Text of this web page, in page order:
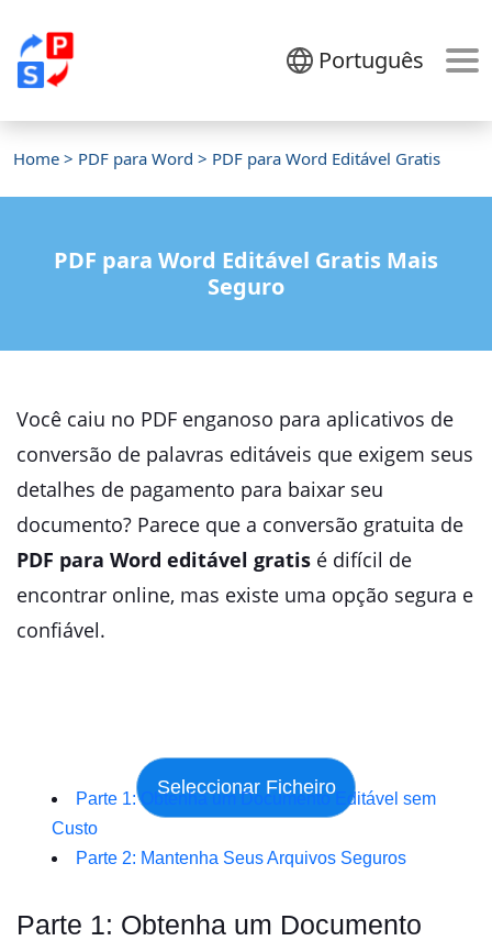
Português
Home > PDF para Word > PDF para Word Editável Gratis
PDF para Word Editável Gratis Mais
Seguro
Você caiu no PDF enganoso para aplicativos de
conversão de palavras editáveis ​​que exigem seus
detalhes de pagamento para baixar seu
documento? Parece que a conversão gratuita de
PDF para Word editável gratis é difícil de
encontrar online, mas existe uma opção segura e
confiável.
Parte 1: Obtenha um Documento Editável sem
Custo
Parte 2: Mantenha Seus Arquivos Seguros
Parte 1: Obtenha um Documento